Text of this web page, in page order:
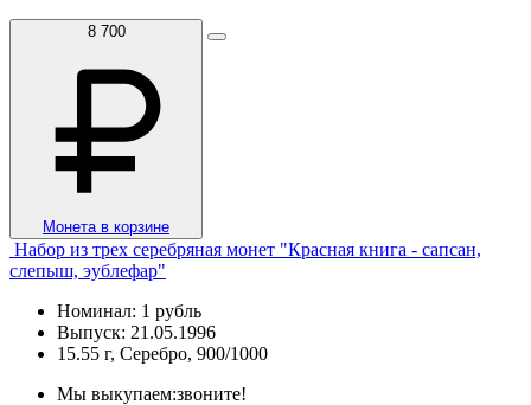
8 700
Монета в корзине
Набор из трех серебряная монет "Красная книга - сапсан,
слепыш, эублефар"
Номинал: 1 рубль
Выпуск: 21.05.1996
15.55 г, Серебро, 900/1000
Мы выкупаем:звоните!